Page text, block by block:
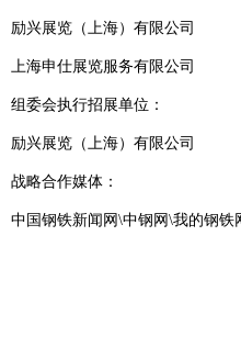
励兴展览（上海）有限公司
上海申仕展览服务有限公司
组委会执行招展单位：
励兴展览（上海）有限公司
战略合作媒体：
中国钢铁新闻网\中钢网\我的钢